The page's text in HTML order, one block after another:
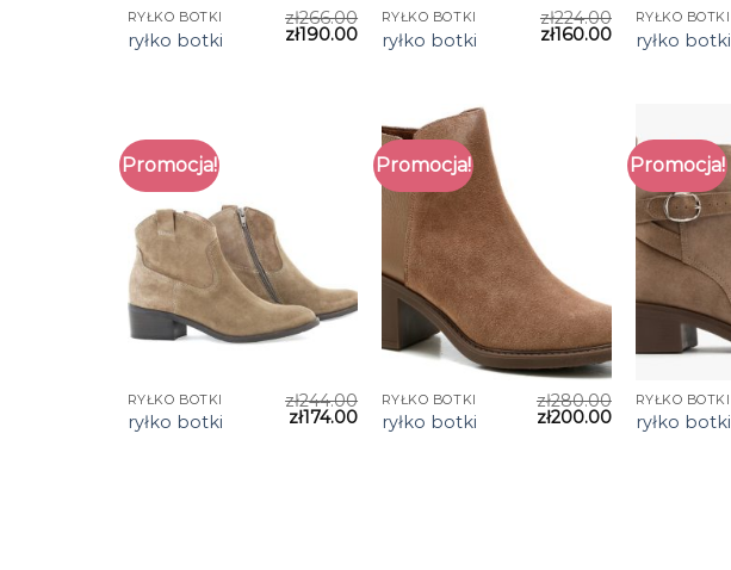
RYŁKO BOTKI
ryłko botki
zł266.00
zł190.00
RYŁKO BOTKI
ryłko botki
zł224.00
zł160.00
RYŁKO BOTKI
ryłko botki
Promocja!
RYŁKO BOTKI
ryłko botki
zł244.00
zł174.00
Promocja!
RYŁKO BOTKI
ryłko botki
zł280.00
zł200.00
Promocja!
RYŁKO BOTKI
ryłko botki